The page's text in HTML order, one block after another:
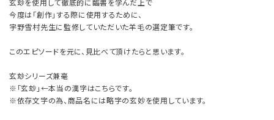
玄玅を使用して徹底的に臨書を学んだ上で
今度は「創作」する際に使用するために、
宇野雪村先生に監修していただいた羊毛の選定筆です。
このエピソードを元に、見比べて頂けたらと思います。
玄玅シリーズ兼毫
※「玄玅」←本当の漢字はこちらです。
※依存文字の為、商品名には略字の玄妙を使用しています。